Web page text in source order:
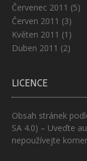
Červenec 2011 (5)
Červen 2011 (3)
Květen 2011 (1)
Duben 2011 (2)
LICENCE
Obsah stránek
SA 4.0) – Uveďte
nepoužívejte